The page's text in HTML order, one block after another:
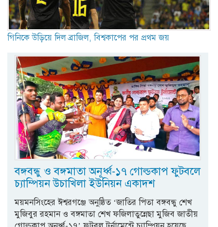
গিনিকে উড়িয়ে দিল ব্রাজিল, বিশ্বকাপের পর প্রথম জয়
বঙ্গবন্ধু ও বঙ্গমাতা অনূর্ধ্ব-১৭ গোল্ডকাপ ফুটবলে
চ্যাম্পিয়ন উচাখিলা ইউনিয়ন একাদশ
ময়মনসিংহের ঈশ্বরগঞ্জে অনুষ্ঠিত ‘জাতির পিতা বঙ্গবন্ধু শেখ
মুজিবুর রহমান ও বঙ্গমাতা শেখ ফজিলাতুন্নেছা মুজিব জাতীয়